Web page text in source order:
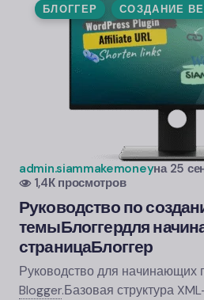
БЛОГГЕР СОЗДАНИЕ
admin.siammakemoneyна 25
1,4К просмотров
Руководство по
темыБлоггердля
страницаБлоггер
Руководство для начинающих
Blogger.Базовая структура